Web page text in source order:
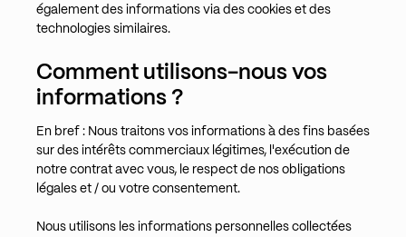
également des informations via des cookies et des
technologies similaires.
Comment utilisons-nous vos
informations ?
En bref : Nous traitons vos informations à des fins basées
sur des intérêts commerciaux légitimes, l'exécution de
notre contrat avec vous, le respect de nos obligations
légales et / ou votre consentement.
Nous utilisons les informations personnelles collectées